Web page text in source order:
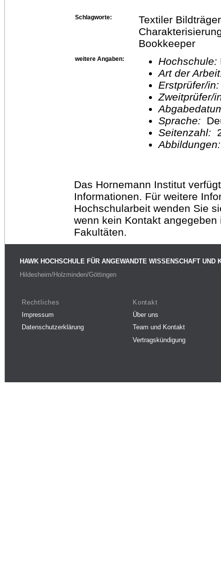
Schlagworte:
Textiler
Bookkeeper
weitere Angaben: Hochschule:
Art der
Erstprüfer/
Sprache:
Seitenzahl:
Das Hornemann Institut
Informationen. Für weitere
Hochschularbeit wenden Sie
wenn kein Kontakt
Fakultäten.
HAWK HOCHSCHULE FÜR ANGEWANDTE WISSENSCHAFT UND
Hildesheim/Holzminden/Göttingen
Rechtliches
Impressum
Datenschutzerklärung
Kontakt
Über uns
Team und Kontakt
Vertragskündigung